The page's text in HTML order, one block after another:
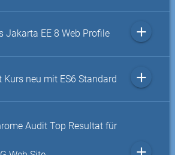
Jakarta EE 8 Web Profile add
neu mit ES6 Standard add
Audit Top Resultat für